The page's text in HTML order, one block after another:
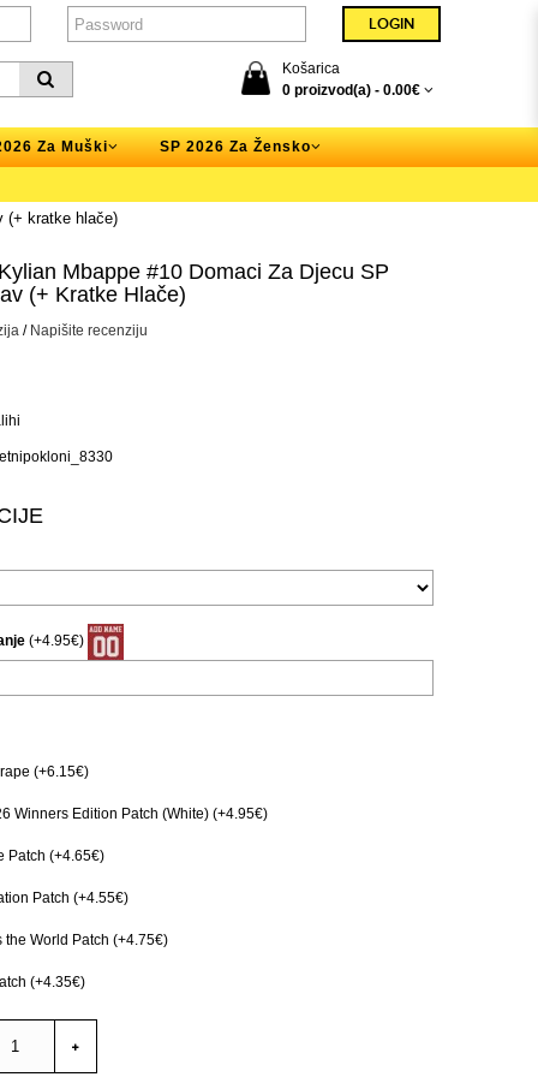
Košarica
0 proizvod(a) - 0.00€
Za Muški SP 2026 Za Žensko
(+ kratke hlače)
Mbappe #10 Domaci Za Djecu SP
(+ Kratke Hlače)
/ Napišite recenziju
(+4.95€)
(+6.15€)
Winners Edition Patch (White) (+4.95€)
Patch (+4.65€)
Patch (+4.55€)
World Patch (+4.75€)
(+4.35€)